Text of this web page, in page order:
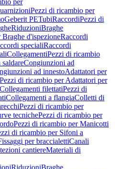
per
Pezzi di ricambio per
Geberit PETubiRaccordiPezzi di
RiduzioniBraghe
d'ispezioneRaccordi
specialiRaccordi
CollegamentiPezzi di ricambio
Congiunzioni ad
ad innestoAdattatori per
Pezzi di ricambio per Adattatori per
Collegamenti filettatiPezzi di
Collegamenti a flangiaColletti di
Pezzi di ricambio per
tecnichePezzi di ricambio per
Pezzi di ricambio per Manicotti
di ricambio per Sifoni a
per braccialettiCanali
cantiereMateriali di
RiduzioniBraghe